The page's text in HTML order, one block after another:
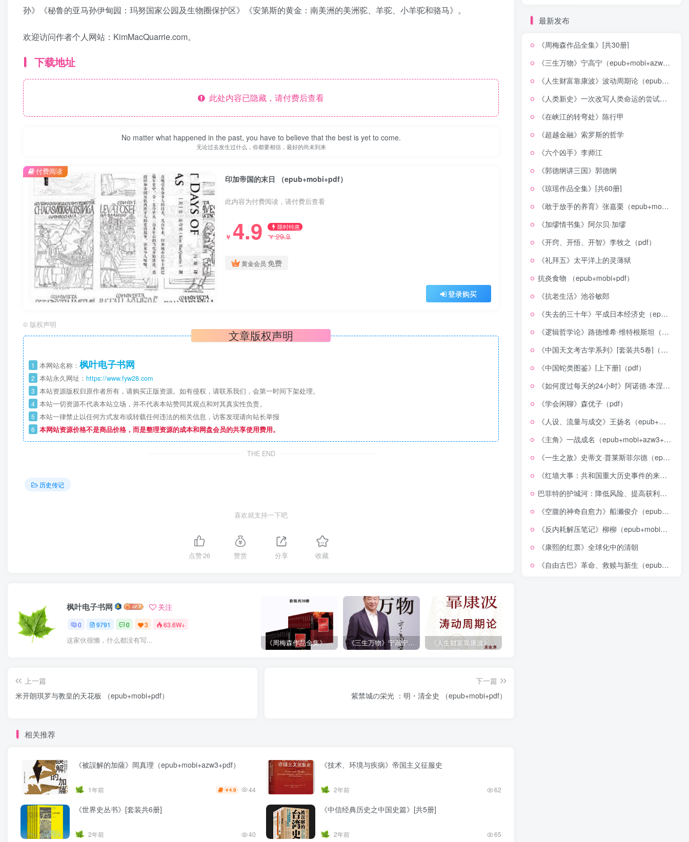
孙》《秘鲁的亚马孙伊甸园：玛努国家公园及生物圈保护区》《安第斯的黄金：南美洲的美洲驼、羊驼、小羊驼和骆马》。
欢迎访问作者个人网站：KimMacQuarrie.com。
下载地址
此处内容已隐藏，请付费后查看
No matter what happened in the past, you have to believe that the best is yet to come.
无论过去发生过什么，你都要相信，最好的尚未到来
印加帝国的末日 （epub+mobi+pdf）
此内容为付费阅读，请付费后查看
￥ 4.9 限时特惠
￥29.9
黄金会员 免费
登录购买
付费阅读
© 版权声明
文章版权声明
1 本网站名称： 枫叶电子书网
2 本站永久网址： https://www.fyw28.com
3 本站资源版权归原作者所有，请购买正版资源。如有侵权，请联系我们，会第一时间下架处理。
4 本站一切资源不代表本站立场，并不代表本站赞同其观点和对其真实性负责。
5 本站一律禁止以任何方式发布或转载任何违法的相关信息，访客发现请向站长举报
6 本网站资源价格不是商品价格，而是整理资源的成本和网盘会员的共享使用费用。
THE END
历史传记
喜欢就支持一下吧
点赞26 赞赏 分享 收藏
枫叶电子书网 关注
0 9791 0 3 63.6W+
这家伙很懒，什么都没有写... 《周梅森作品全集》[共30册] 《三生万物》宁高宁（epub+mobi+azw3+pdf） 《人生财富靠康波》波动周期论（epub+mobi+azw3+pdf）
上一篇
米开朗琪罗与教皇的天花板 （epub+mobi+pdf）
下一篇
紫禁城の栄光 ：明・清全史 （epub+mobi+pdf）
相关推荐
《被誤解的加薩》岡真理（epub+mobi+azw3+pdf）
1年前 ￥4.9 44
《技术、环境与疾病》帝国主义征服史
2年前 62
《世界史丛书》[套装共6册]
2年前 40
《中信经典历史之中国史篇》[共5册]
2年前 65
最新发布
《周梅森作品全集》[共30册]
《三生万物》宁高宁（epub+mobi+azw3+pdf）
《人生财富靠康波》波动周期论（epub+mobi+azw3+pdf）
《人类新史》一次改写人类命运的尝试（epub+mobi+azw3+pdf）
《在峡江的转弯处》陈行甲
《超越金融》索罗斯的哲学
《六个凶手》李师江
《郭德纲讲三国》郭德纲
《琼瑶作品全集》[共60册]
《敢于放手的养育》张嘉栗（epub+mobi+azw3+pdf）
《加缪情书集》阿尔贝·加缪
《开窍、开悟、开智》李牧之（pdf）
《礼拜五》太平洋上的灵薄狱
抗炎食物 （epub+mobi+pdf）
《抗老生活》池谷敏郎
《失去的三十年》平成日本经济史（epub+mobi+azw3+pdf）
《逻辑哲学论》路德维希·维特根斯坦（epub+mobi+azw3+pdf）
《中国天文考古学系列》[套装共5卷]（epub+mobi+azw3+pdf）
《中国蛇类图鉴》[上下册]（pdf）
《如何度过每天的24小时》阿诺德·本涅特（epub+mobi+azw3+pdf）
《学会闲聊》森优子（pdf）
《人设、流量与成交》王扬名（epub+mobi+azw3+pdf）
《主角》一战成名（epub+mobi+azw3+pdf）
《一生之敌》史蒂文·普莱斯菲尔德（epub+mobi+azw3+pdf）
《红墙大事：共和国重大历史事件的来龙去脉》（全二册）（pdf）
巴菲特的护城河：降低风险、提高获利的股市真规则(epub+azw3+mobi)
《空腹的神奇自愈力》船濑俊介（epub+mobi+azw3+pdf）
《反内耗解压笔记》柳柳（epub+mobi+azw3+pdf）
《康熙的红票》全球化中的清朝
《自由古巴》革命、救赎与新生（epub+mobi+azw3+pdf）